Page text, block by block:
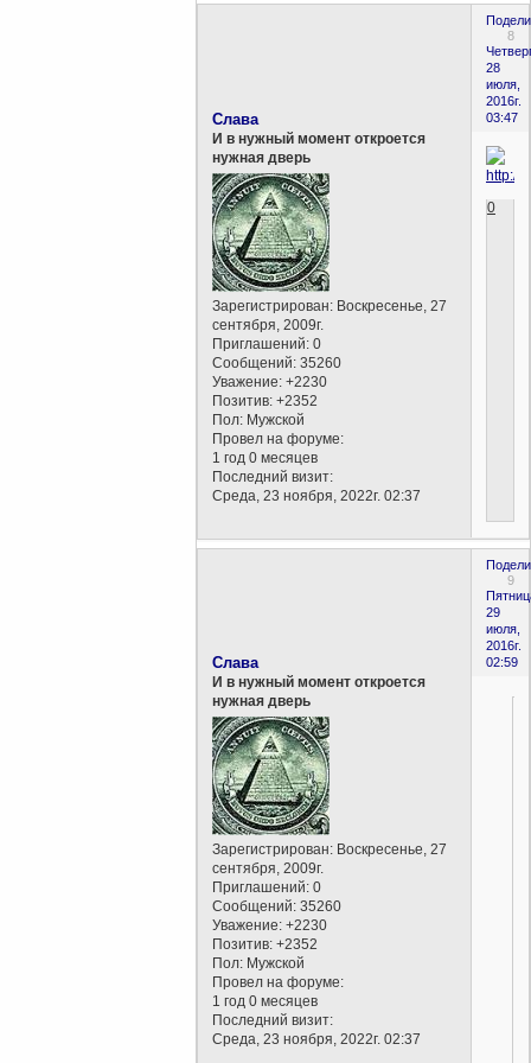
8
28
июля,
2016г.
03:47
Слава
И в нужный момент откроется
нужная дверь
Зарегистрирован: Воскресенье, 27
сентября, 2009г.
Приглашений: 0
Сообщений: 35260
Уважение: +2230
Позитив: +2352
Пол: Мужской
Провел на форуме:
1 год 0 месяцев
Последний визит:
Среда, 23 ноября, 2022г. 02:37
0
9
29
июля,
2016г.
02:59
Слава
И в нужный момент откроется
нужная дверь
Зарегистрирован: Воскресенье, 27
сентября, 2009г.
Приглашений: 0
Сообщений: 35260
Уважение: +2230
Позитив: +2352
Пол: Мужской
Провел на форуме:
1 год 0 месяцев
Последний визит:
Среда, 23 ноября, 2022г. 02:37